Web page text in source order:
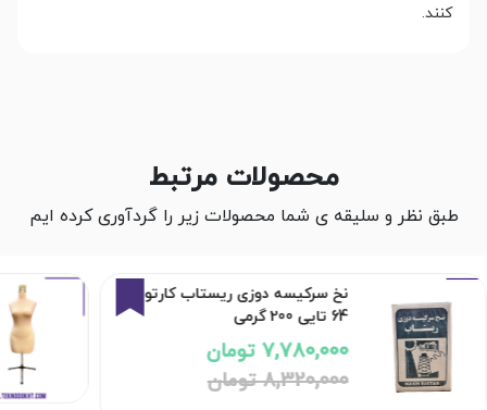
کنند.
محصولات مرتبط
طبق نظر و سلیقه ی شما محصولات زیر را گردآوری کرده ایم
نخ سرکیسه دوزی ریستاب کارتون
64 تایی 200 گرمی
7,780,000 تومان
8,320,000 تومان